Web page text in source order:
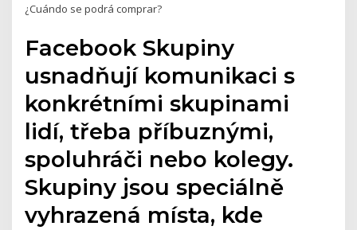
¿Cuándo se podrá comprar?
Facebook Skupiny
usnadňují komunikaci s
konkrétními skupinami
lidí, třeba příbuznými,
spoluhráči nebo kolegy.
Skupiny jsou speciálně
vyhrazená místa, kde